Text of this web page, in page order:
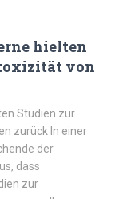
hielten
von
Studien zur
zurück In einer
der
dass
zur